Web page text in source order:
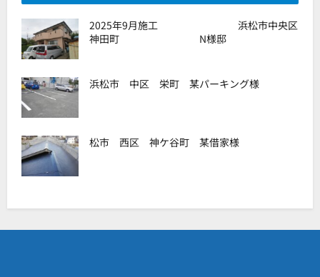
2025年9月施工 浜松市中央区
神田町 N様邸
浜松市 中区 栄町 某パーキング様
松市 西区 神ケ谷町 某借家様